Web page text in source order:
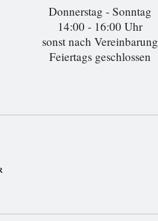
Donnerstag - Sonntag
14:00 - 16:00 Uhr
sonst nach Vereinbarung
Feiertags geschlossen